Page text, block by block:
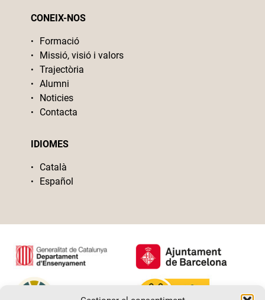
CONEIX-NOS
Formació
Missió, visió i valors
Trajectòria
Alumni
Noticies
Contacta
IDIOMES
Català
Español